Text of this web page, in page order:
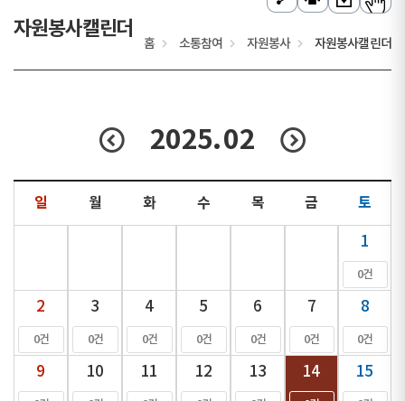
자원봉사캘린더
홈 소통참여 자원봉사 자원봉사캘린더
2025.02
일 월 화 수 목 금 토
1
0건
2
0건
3
0건
4
0건
5
0건
6
0건
7
0건
8
0건
9 10 11 12 13 14 15